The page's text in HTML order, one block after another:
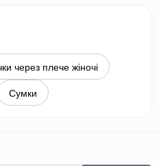
через плече жіночі
Сумки